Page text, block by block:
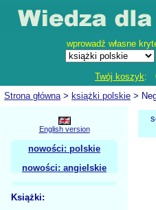
wprowadź własne
Twój koszyk:
Strona główna> książki polskie >
English version
nowości: polskie
nowości: angielskie
Książki: